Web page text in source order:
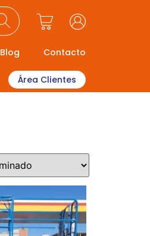
Blog Contacto
Área Clientes